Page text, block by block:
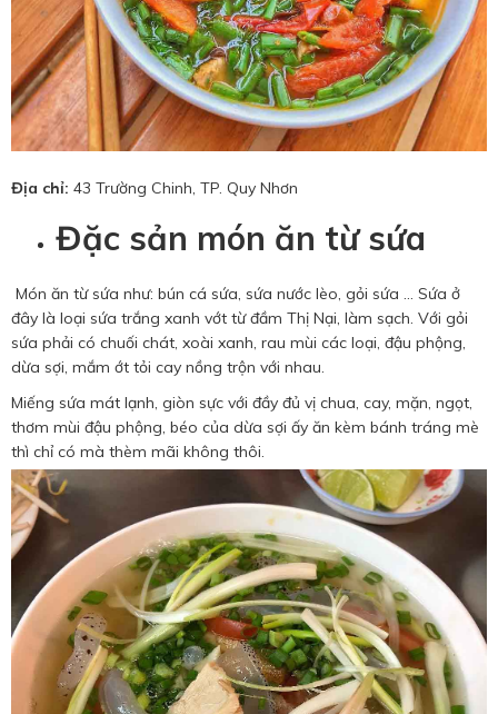
Địa chỉ: 43 Trường Chinh, TP. Quy Nhơn
Đặc sản món ăn từ sứa
Món ăn từ sứa như: bún cá sứa, sứa nước lèo, gỏi sứa … Sứa ở
đây là loại sứa trắng xanh vớt từ đầm Thị Nại, làm sạch. Với gỏi
sứa phải có chuối chát, xoài xanh, rau mùi các loại, đậu phộng,
dừa sợi, mắm ớt tỏi cay nồng trộn với nhau.
Miếng sứa mát lạnh, giòn sực với đầy đủ vị chua, cay, mặn, ngọt,
thơm mùi đậu phộng, béo của dừa sợi ấy ăn kèm bánh tráng mè
thì chỉ có mà thèm mãi không thôi.